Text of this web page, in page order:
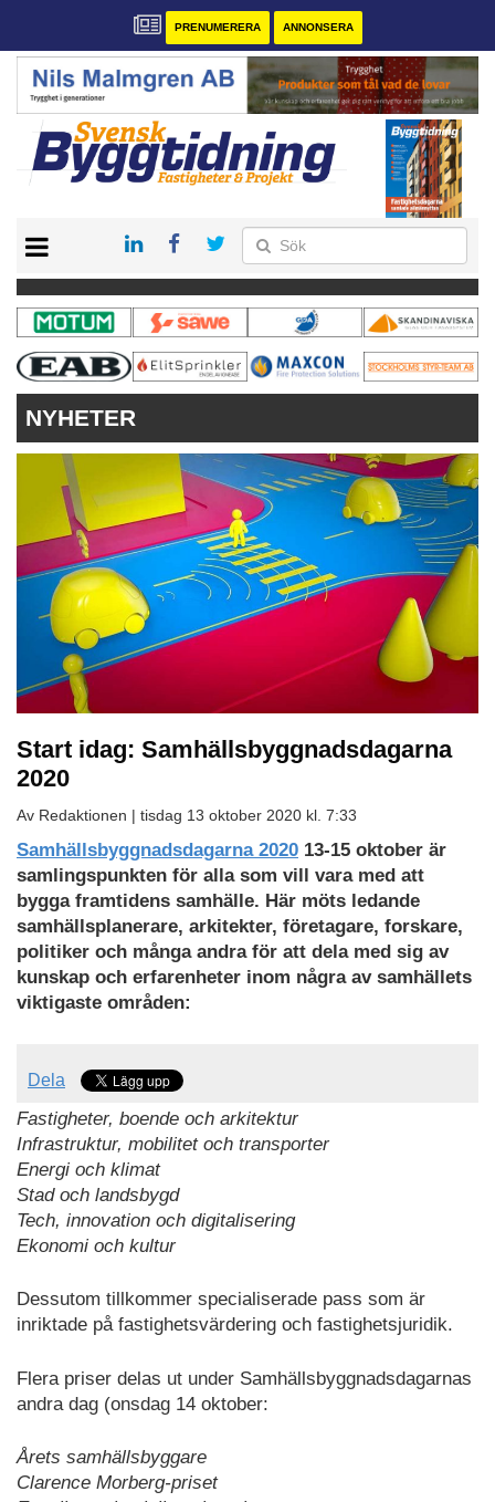
PRENUMERERA ANNONSERA
PRENUMERERA
VÅRA ANDRA MAGASIN
ANNONSERA
KONTAKT
NYHETER
Start idag: Samhällsbyggnadsdagarna
2020
Av Redaktionen | tisdag 13 oktober 2020 kl. 7:33
Samhällsbyggnadsdagarna 2020 13-15 oktober är
samlingspunkten för alla som vill vara med att
bygga framtidens samhälle. Här möts ledande
samhällsplanerare, arkitekter, företagare, forskare,
politiker och många andra för att dela med sig av
kunskap och erfarenheter inom några av samhällets
viktigaste områden:
Dela
Fastigheter, boende och arkitektur
Infrastruktur, mobilitet och transporter
Energi och klimat
Stad och landsbygd
Tech, innovation och digitalisering
Ekonomi och kultur
Dessutom tillkommer specialiserade pass som är
inriktade på fastighetsvärdering och fastighetsjuridik.
Flera priser delas ut under Samhällsbyggnadsdagarnas
andra dag (onsdag 14 oktober:
Årets samhällsbyggare
Clarence Morberg-priset